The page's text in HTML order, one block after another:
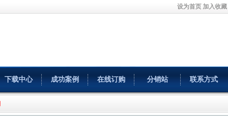
设为首页 加入收藏
下载中心 成功案例 在线订购 分销站 联系方式